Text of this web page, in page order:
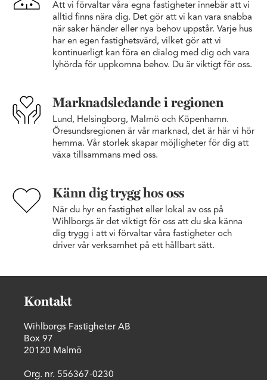
Att vi förvaltar våra egna fastigheter innebär att vi
alltid finns nära dig. Det gör att vi kan vara snabba
när saker händer eller nya behov uppstår. Varje hus
har en egen fastighetsvärd, vilket gör att vi
kontinuerligt kan föra en dialog med dig och vara
lyhörda för uppkomna behov. Du är viktigt för oss.
Marknadsledande i regionen
Lund, Helsingborg, Malmö och Köpenhamn.
Öresundsregionen är vår marknad, det är här vi hör
hemma. Vår storlek skapar möjligheter för dig att
växa tillsammans med oss.
Känn dig trygg hos oss
När du hyr en fastighet eller lokal av oss på
Wihlborgs är det viktigt för oss att du ska känna
dig trygg i att vi förvaltar våra fastigheter och
driver vår verksamhet på ett hållbart sätt.
Kontakt
Wihlborgs Fastigheter AB
Box 97
20120 Malmö
Org. nr. 556367-0230